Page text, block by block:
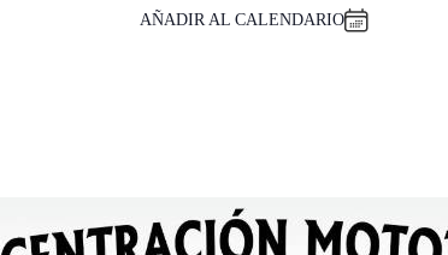
AÑADIR AL CALENDARIO